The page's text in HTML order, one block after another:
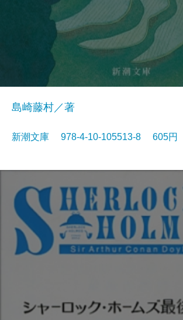
島崎藤村／著
新潮文庫 978-4-10-105513-8 605円